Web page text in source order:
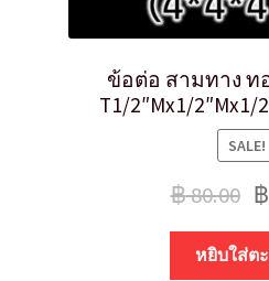
ข้อต่อ สามทาง ท
T1/2″Mx1/2″Mx1/
SALE!
฿80.00 ฿
หยิบใส่ต